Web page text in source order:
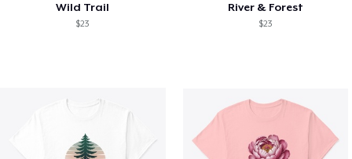
Wild Trail
$23
River & Forest
$23